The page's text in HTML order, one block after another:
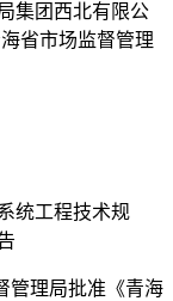
集团西北有限公
省市场监督管理
统工程技术规
管理局批准《青海